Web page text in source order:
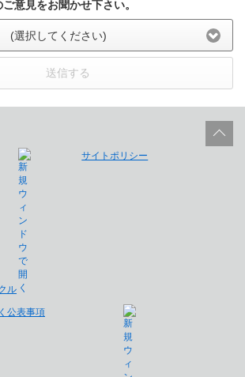
意見をお聞かせ下さい。
(選択してください)
送信する
ル
サイトポリシー
公表事項